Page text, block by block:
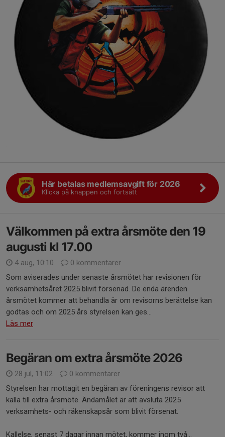
Här betalas medlemsavgift för 2026
Klicka på knappen och fortsätt
Välkommen på extra årsmöte den 19
augusti kl 17.00
4 aug, 10:10
0 kommentarer
Som aviserades under senaste årsmötet har revisionen för
verksamhetsåret 2025 blivit försenad. De enda ärenden
årsmötet kommer att behandla är om revisorns berättelse kan
godtas och om 2025 års styrelsen kan ges...
Läs mer
Begäran om extra årsmöte 2026
28 jul, 11:02
0 kommentarer
Styrelsen har mottagit en begäran av föreningens revisor att
kalla till extra årsmöte. Ändamålet är att avsluta 2025
verksamhets- och räkenskapsår som blivit försenat.
Kallelse, senast 7 dagar innan mötet, kommer inom två...